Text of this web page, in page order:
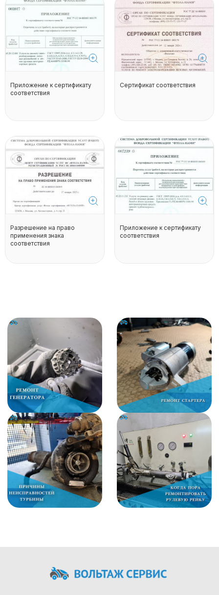
Приложение к сертификату
соответствия
Сертификат соответствия
Разрешение на право
применения знака
соответствия
Приложение к сертификату
соответствия